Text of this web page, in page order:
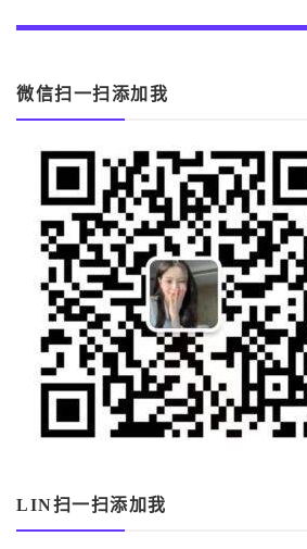
微信扫一扫添加我
LIN扫一扫添加我